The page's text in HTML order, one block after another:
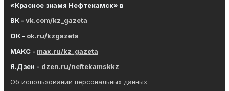
«Красное знамя Нефтекамск» в
ВК - vk.com/kz_gazeta
ОК - ok.ru/kzgazeta
MAKC - max.ru/kz_gazeta
Я.Дзен - dzen.ru/neftekamskkz
Об использовании персональных данных